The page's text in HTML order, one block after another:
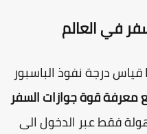
في العالم
درجة نفوذ الباسبور
قوة جوازات السفر
فقط عبر الدخول الى